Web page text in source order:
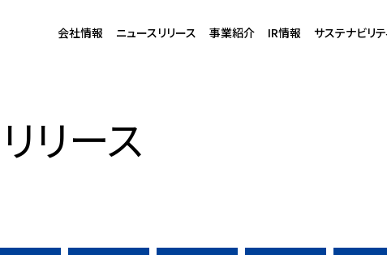
会社情報 ニュースリリース 事業紹介 IR情報 サステナビリテ
リース